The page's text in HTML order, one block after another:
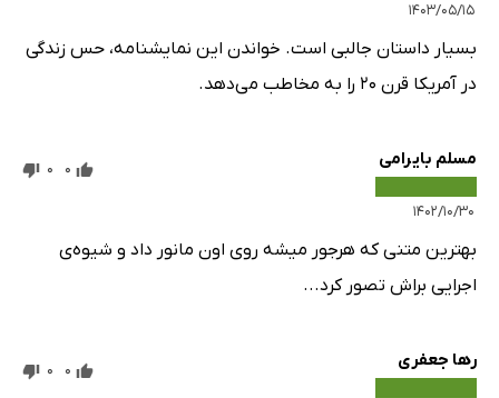
۱۴۰۳/۰۵/۱۵
بسیار داستان جالبی است. خواندن این نمایشنامه، حس زندگی
در آمریکا قرن ۲۰ را به مخاطب می‌دهد.
مسلم بایرامی
۱۴۰۲/۱۰/۳۰
0
0
بهترین متنی که هرجور میشه روی اون مانور داد و شیوه‌ی
اجرایی براش تصور کرد...
رها جعفری 0
0